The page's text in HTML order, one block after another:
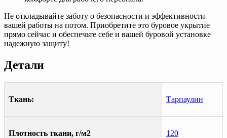
Не откладывайте заботу о безопасности и эффективности
вашей работы на потом. Приобретите это буровое укрытие
прямо сейчас и обеспечьте себе и вашей буровой установке
надежную защиту!
Детали
Ткань: Тарпаулин
Плотность ткани, г/м2 120